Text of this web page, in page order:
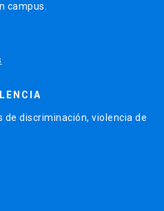
campus.
de discriminación, violencia de